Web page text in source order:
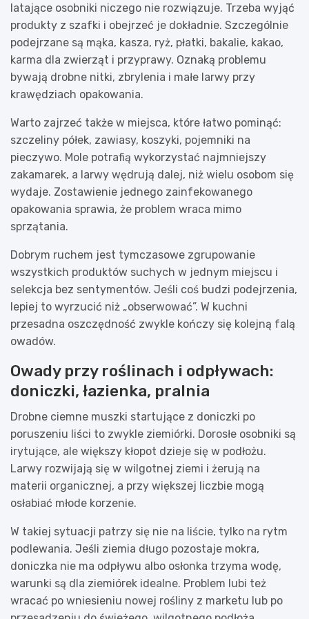
latające osobniki niczego nie rozwiązuje. Trzeba wyjąć
produkty z szafki i obejrzeć je dokładnie. Szczególnie
podejrzane są mąka, kasza, ryż, płatki, bakalie, kakao,
karma dla zwierząt i przyprawy. Oznaką problemu
bywają drobne nitki, zbrylenia i małe larwy przy
krawędziach opakowania.
Warto zajrzeć także w miejsca, które łatwo pominąć:
szczeliny półek, zawiasy, koszyki, pojemniki na
pieczywo. Mole potrafią wykorzystać najmniejszy
zakamarek, a larwy wędrują dalej, niż wielu osobom się
wydaje. Zostawienie jednego zainfekowanego
opakowania sprawia, że problem wraca mimo
sprzątania.
Dobrym ruchem jest tymczasowe zgrupowanie
wszystkich produktów suchych w jednym miejscu i
selekcja bez sentymentów. Jeśli coś budzi podejrzenia,
lepiej to wyrzucić niż „obserwować”. W kuchni
przesadna oszczędność zwykle kończy się kolejną falą
owadów.
Owady przy roślinach i odpływach:
doniczki, łazienka, pralnia
Drobne ciemne muszki startujące z doniczki po
poruszeniu liści to zwykle ziemiórki. Dorosłe osobniki są
irytujące, ale większy kłopot dzieje się w podłożu.
Larwy rozwijają się w wilgotnej ziemi i żerują na
materii organicznej, a przy większej liczbie mogą
osłabiać młode korzenie.
W takiej sytuacji patrzy się nie na liście, tylko na rytm
podlewania. Jeśli ziemia długo pozostaje mokra,
doniczka nie ma odpływu albo osłonka trzyma wodę,
warunki są dla ziemiórek idealne. Problem lubi też
wracać po wniesieniu nowej rośliny z marketu lub po